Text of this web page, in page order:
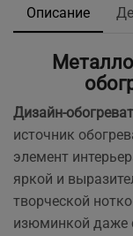
Описание
Дизайн-
источник
элемент
яркой и
творческой
изюминкой даже